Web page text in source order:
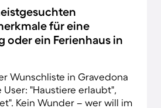
für eine
oder ein Ferienhaus in
Wunschliste in Gravedona
"Haustiere erlaubt",
Kein Wunder – wer will im